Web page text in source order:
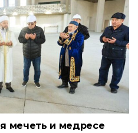
мечеть и медресе